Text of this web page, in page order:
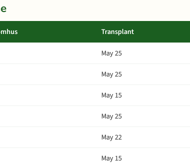
Transplant
May 25
May 25
May 15
May 25
May 22
May 15